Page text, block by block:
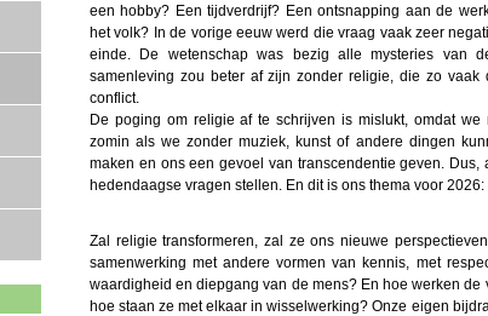
een hobby? Een tijdverdrijf? Een ontsnapping aan de
het volk? In de vorige eeuw werd die vraag vaak zeer
einde. De wetenschap was bezig alle mysteries van
samenleving zou beter af zijn zonder religie, die zo vaak
conflict.
De poging om religie af te schrijven is mislukt, omdat
zomin als we zonder muziek, kunst of andere dingen
maken en ons een gevoel van transcendentie geven. Dus,
hedendaagse vragen stellen. En dit is ons thema voor 2026:
Zal religie transformeren, zal ze ons nieuwe
samenwerking met andere vormen van kennis, met
waardigheid en diepgang van de mens? En hoe werken
hoe staan ze met elkaar in wisselwerking? Onze eigen